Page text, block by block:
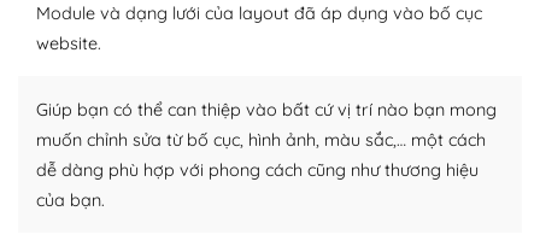
Nhờ lượng người dùng đông đảo, thư viện themes và
plugin của WordPress rất phong phú. Bạn có thể thỏa
lập website của mình.
WordPress đa dạng plugin và themes
– Dễ sử dụng
Module và dạng lưới của layout đã áp dụng vào bố cục
website.
Giúp bạn có thể can thiệp vào bất cứ vị trí nào bạn mong
muốn chỉnh sửa từ bố cục, hình ảnh, màu sắc,… một cách
dễ dàng phù hợp với phong cách cũng như thương hiệu
của bạn.